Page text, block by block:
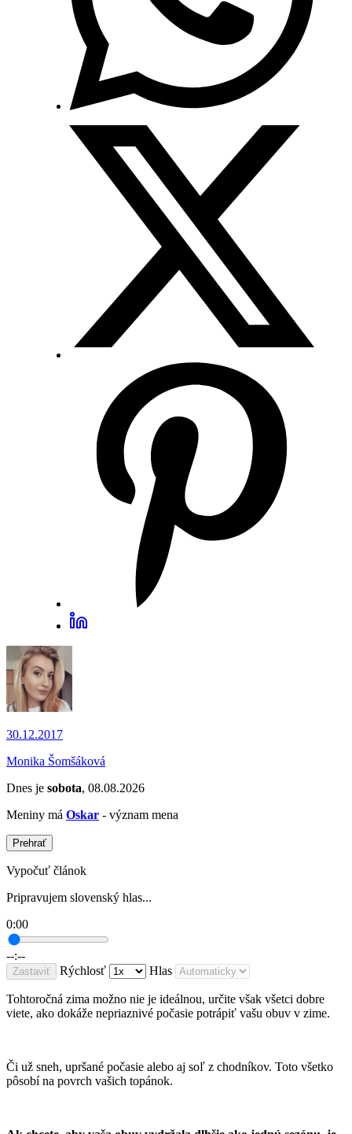
30.12.2017
Monika Šomšáková
Dnes je sobota, 08.08.2026
Meniny má Oskar - význam mena
Prehrať
Vypočuť článok
Pripravujem slovenský hlas...
0:00
--:--
Zastaviť Rýchlosť Hlas
Tohtoročná zima možno nie je ideálnou, určite však všetci dobre
viete, ako dokáže nepriaznivé počasie potrápiť vašu obuv v zime.
Či už sneh, upršané počasie alebo aj soľ z chodníkov. Toto všetko
pôsobí na povrch vašich topánok.